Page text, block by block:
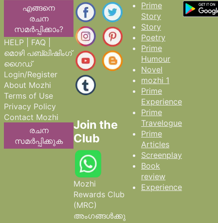
എങ്ങനെ
രചന
സമർപ്പിക്കാം?
HELP | FAQ |
മൊഴി പബ്ലിഷിംഗ്
ഗൈഡ്
Login/Register
About Mozhi
Terms of Use
Privacy Policy
Contact Mozhi
രചന
സമർപ്പിക്കുക
Join the
Club
Mozhi
Rewards Club
(MRC)
അംഗങ്ങൾക്കു
Prime
Story
Story
Poetry
Prime
Humour
Novel
mozhi 1
Prime
Experience
Prime
Travelogue
Prime
Articles
Screenplay
Book
review
Experience